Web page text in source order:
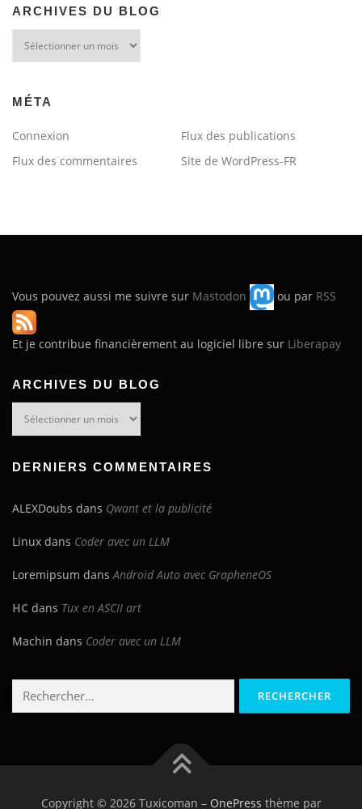
ARCHIVES DU BLOG
MÉTA
Connexion
Flux des publications
Flux des commentaires
Site de WordPress-FR
Vous pouvez aussi me suivre sur Mastodon ou par RSS
Et je contribue financièrement au logiciel libre sur Liberapay
ARCHIVES DU BLOG
DERNIERS COMMENTAIRES
ALEXDoubs dans Qwant et la publicité
Linux dans Coder avec un LLM
Loremipsum dansAndroid Auto avec GrapheneOS
HC dans Tux en ASCII art
Machin dans Coder avec un LLM
Rechercher :
Copyright © 2026 Tuxicoman – OnePress thème par